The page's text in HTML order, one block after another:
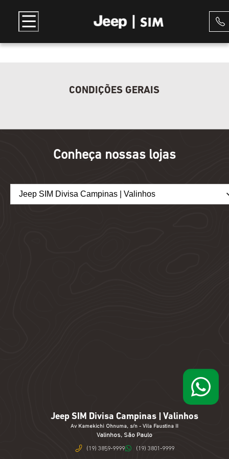
CONDIÇÕES GERAIS
Conheça nossas lojas
Jeep SIM Divisa Campinas | Valinhos
Av Kamekichi Ohnuma, s/n - Vila Faustina II
Valinhos, São Paulo
(19) 3859-9999 (19) 3801-9999